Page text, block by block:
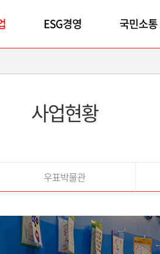
ESG경영 국민소통
사업현황
우표박물관